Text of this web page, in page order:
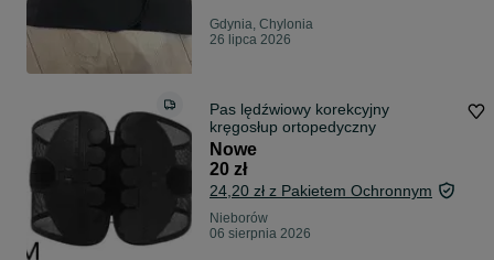
Gdynia, Chylonia
26 lipca 2026
Pas lędźwiowy korekcyjny
kręgosłup ortopedyczny
Nowe
20 zł
24,20 zł z Pakietem Ochronnym
Nieborów
06 sierpnia 2026